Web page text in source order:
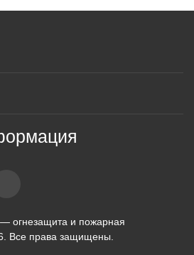
огнезащита и пожарная
Все права защищены.